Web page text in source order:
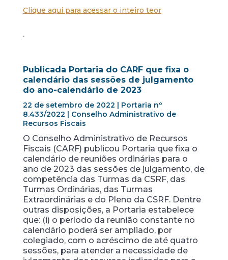
Clique aqui para acessar o inteiro teor
.
Publicada Portaria do CARF que fixa o
calendário das sessões de julgamento
do ano-calendário de 2023
22 de setembro de 2022 | Portaria nº
8.433/2022 | Conselho Administrativo de
Recursos Fiscais
O Conselho Administrativo de Recursos
Fiscais (CARF) publicou Portaria que fixa o
calendário de reuniões ordinárias para o
ano de 2023 das sessões de julgamento, de
competência das Turmas da CSRF, das
Turmas Ordinárias, das Turmas
Extraordinárias e do Pleno da CSRF. Dentre
outras disposições, a Portaria estabelece
que: (i) o período da reunião constante no
calendário poderá ser ampliado, por
colegiado, com o acréscimo de até quatro
sessões, para atender a necessidade de